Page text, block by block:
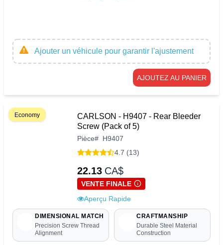
Ajouter un véhicule pour garantir l'ajustement
AJOUTEZ AU PANIER
Economy
CARLSON - H9407 - Rear Bleeder
Screw (Pack of 5)
Pièce# H9407
4.7 (13)
22.13 CA$
VENTE FINALE
Aperçu Rapide
DIMENSIONAL MATCH
Precision Screw Thread
Alignment
CRAFTMANSHIP
Durable Steel Material
Construction